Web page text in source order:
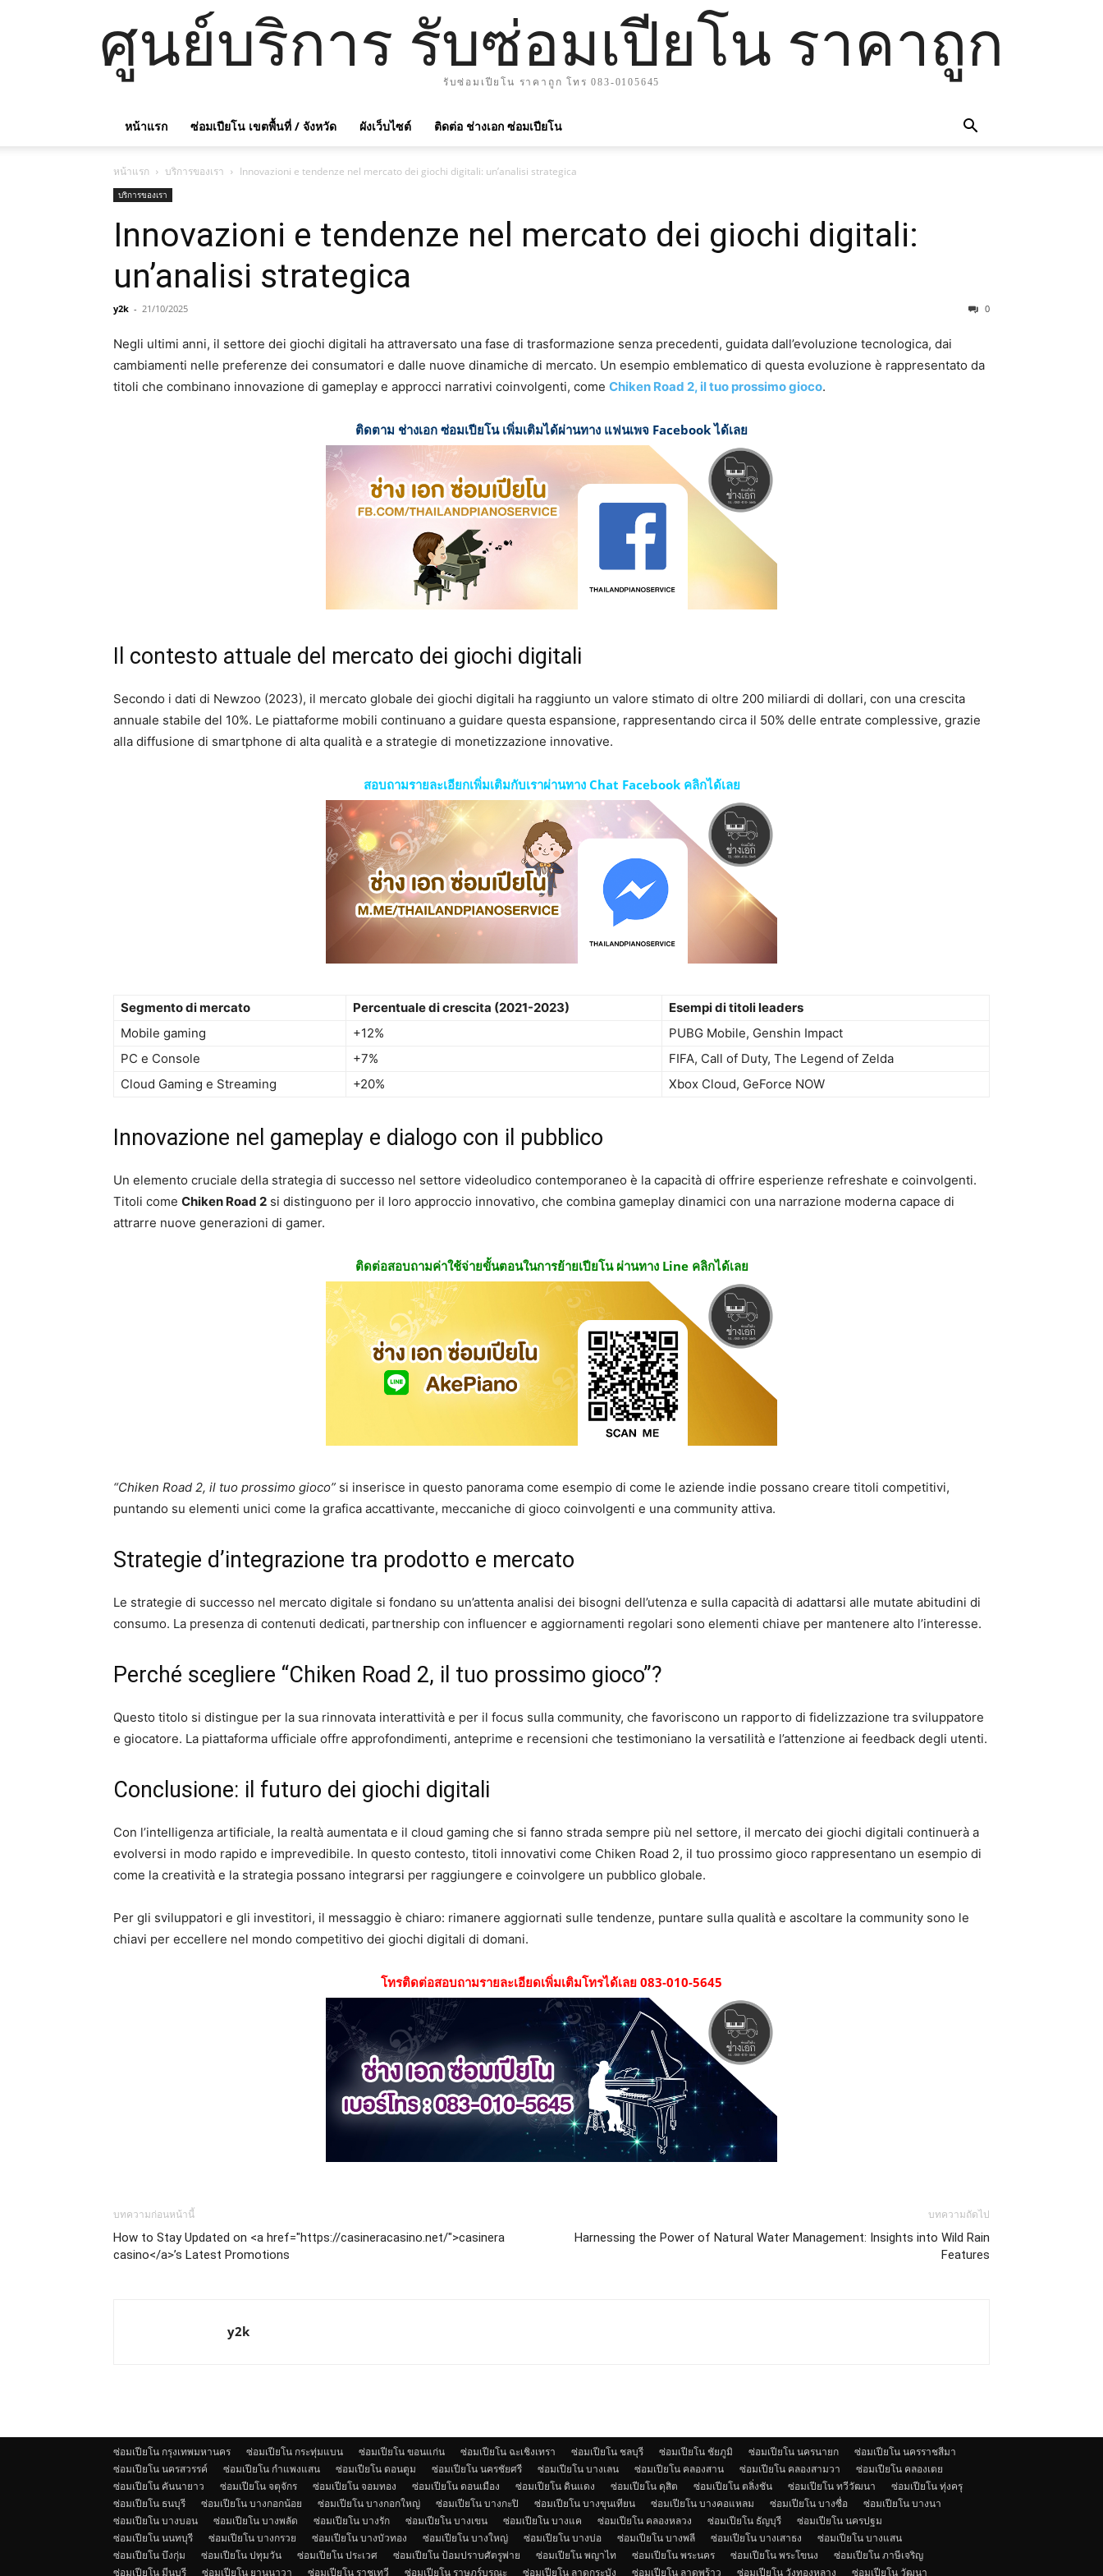
ศูนย์บริการ รับซ่อมเปียโน ราคาถูก
รับซ่อมเปียโน ราคาถูก โทร 083-0105645
หน้าแรก ซ่อมเปียโน เขตพื้นที่ / จังหวัด ผังเว็บไซต์ ติดต่อ ช่างเอก ซ่อมเปียโน
หน้าแรก บริการของเรา Innovazioni e tendenze nel mercato dei giochi digitali: un’analisi strategica
บริการของเรา
Innovazioni e tendenze nel mercato dei giochi digitali:
un’analisi strategica
y2k - 21/10/2025 0
Negli ultimi anni, il settore dei giochi digitali ha attraversato una fase di trasformazione senza precedenti, guidata dall’evoluzione tecnologica, dai
cambiamenti nelle preferenze dei consumatori e dalle nuove dinamiche di mercato. Un esempio emblematico di questa evoluzione è rappresentato da
titoli che combinano innovazione di gameplay e approcci narrativi coinvolgenti, come Chiken Road 2, il tuo prossimo gioco.
ติดตาม ช่างเอก ซ่อมเปียโน เพิ่มเติมได้ผ่านทาง แฟนเพจ Facebook ได้เลย
Il contesto attuale del mercato dei giochi digitali
Secondo i dati di Newzoo (2023), il mercato globale dei giochi digitali ha raggiunto un valore stimato di oltre 200 miliardi di dollari, con una crescita
annuale stabile del 10%. Le piattaforme mobili continuano a guidare questa espansione, rappresentando circa il 50% delle entrate complessive, grazie
alla diffusione di smartphone di alta qualità e a strategie di monetizzazione innovative.
สอบถามรายละเอียกเพิ่มเติมกับเราผ่านทาง Chat Facebook คลิกได้เลย
Segmento di mercato Percentuale di crescita (2021-2023)
Esempi di titoli leaders
Mobile gaming
+12%
PUBG Mobile, Genshin Impact
PC e Console
+7%
FIFA, Call of Duty, The Legend of Zelda
Cloud Gaming e Streaming
+20% Xbox Cloud, GeForce NOW
Innovazione nel gameplay e dialogo con il pubblico
Un elemento cruciale della strategia di successo nel settore videoludico contemporaneo è la capacità di offrire esperienze refreshate e coinvolgenti.
Titoli come Chiken Road 2 si distinguono per il loro approccio innovativo, che combina gameplay dinamici con una narrazione moderna capace di
attrarre nuove generazioni di gamer.
ติดต่อสอบถามค่าใช้จ่ายขั้นตอนในการย้ายเปียโน ผ่านทาง Line คลิกได้เลย
“Chiken Road 2, il tuo prossimo gioco” si inserisce in questo panorama come esempio di come le aziende indie possano creare titoli competitivi,
puntando su elementi unici come la grafica accattivante, meccaniche di gioco coinvolgenti e una community attiva.
Strategie d’integrazione tra prodotto e mercato
Le strategie di successo nel mercato digitale si fondano su un’attenta analisi dei bisogni dell’utenza e sulla capacità di adattarsi alle mutate abitudini di
consumo. La presenza di contenuti dedicati, partnership con influencer e aggiornamenti regolari sono elementi chiave per mantenere alto l’interesse.
Perché scegliere “Chiken Road 2, il tuo prossimo gioco”?
Questo titolo si distingue per la sua rinnovata interattività e per il focus sulla community, che favoriscono un rapporto di fidelizzazione tra sviluppatore
e giocatore. La piattaforma ufficiale offre approfondimenti, anteprime e recensioni che testimoniano la versatilità e l’attenzione ai feedback degli utenti.
Conclusione: il futuro dei giochi digitali
Con l’intelligenza artificiale, la realtà aumentata e il cloud gaming che si fanno strada sempre più nel settore, il mercato dei giochi digitali continuerà a
evolversi in modo rapido e imprevedibile. In questo contesto, titoli innovativi come Chiken Road 2, il tuo prossimo gioco rappresentano un esempio di
come la creatività e la strategia possano integrarsi per raggiungere e coinvolgere un pubblico globale.
Per gli sviluppatori e gli investitori, il messaggio è chiaro: rimanere aggiornati sulle tendenze, puntare sulla qualità e ascoltare la community sono le
chiavi per eccellere nel mondo competitivo dei giochi digitali di domani.
โทรติดต่อสอบถามรายละเอียดเพิ่มเติมโทรได้เลย 083-010-5645
บทความก่อนหน้านี้
How to Stay Updated on <a href="https://casineracasino.net/">casinera
casino</a>’s Latest Promotions
บทความถัดไป
Harnessing the Power of Natural Water Management: Insights into Wild Rain
Features
y2k
ซ่อมเปียโน กรุงเทพมหานคร ซ่อมเปียโน กระทุ่มแบน ซ่อมเปียโน ขอนแก่น ซ่อมเปียโน ฉะเชิงเทรา ซ่อมเปียโน ชลบุรี ซ่อมเปียโน ชัยภูมิ ซ่อมเปียโน นครนายก
ซ่อมเปียโน นครราชสีมา
ซ่อมเปียโน นครสวรรค์
ซ่อมเปียโน กำแพงแสน ซ่อมเปียโน ดอนตูม ซ่อมเปียโน นครชัยศรี ซ่อมเปียโน บางเลน ซ่อมเปียโน คลองสาน ซ่อมเปียโน คลองสามวา
ซ่อมเปียโน คลองเตย
ซ่อมเปียโน คันนายาว
ซ่อมเปียโน จตุจักร ซ่อมเปียโน จอมทอง ซ่อมเปียโน ดอนเมือง ซ่อมเปียโน ดินแดง ซ่อมเปียโน ดุสิต ซ่อมเปียโน ตลิ่งชัน ซ่อมเปียโน ทวีวัฒนา
ซ่อมเปียโน ทุ่งครุ
ซ่อมเปียโน ธนบุรี
ซ่อมเปียโน บางกอกน้อย ซ่อมเปียโน บางกอกใหญ่ ซ่อมเปียโน บางกะปิ ซ่อมเปียโน บางขุนเทียน ซ่อมเปียโน บางคอแหลม ซ่อมเปียโน บางซื่อ
ซ่อมเปียโน บางนา
ซ่อมเปียโน บางบอน
ซ่อมเปียโน บางพลัด ซ่อมเปียโน บางรัก ซ่อมเปียโน บางเขน ซ่อมเปียโน บางแค ซ่อมเปียโน คลองหลวง ซ่อมเปียโน ธัญบุรี
ซ่อมเปียโน นครปฐม
ซ่อมเปียโน นนทบุรี
ซ่อมเปียโน บางกรวย ซ่อมเปียโน บางบัวทอง ซ่อมเปียโน บางใหญ่ ซ่อมเปียโน บางบ่อ ซ่อมเปียโน บางพลี ซ่อมเปียโน บางเสาธง
ซ่อมเปียโน บางแสน
ซ่อมเปียโน บึงกุ่ม
ซ่อมเปียโน ปทุมวัน ซ่อมเปียโน ประเวศ ซ่อมเปียโน ป้อมปราบศัตรูพ่าย ซ่อมเปียโน พญาไท ซ่อมเปียโน พระนคร ซ่อมเปียโน พระโขนง
ซ่อมเปียโน ภาษีเจริญ
ซ่อมเปียโน มีนบุรี
ซ่อมเปียโน ยานนาวา ซ่อมเปียโน ราชเทวี ซ่อมเปียโน ราษฎร์บูรณะ ซ่อมเปียโน ลาดกระบัง ซ่อมเปียโน ลาดพร้าว ซ่อมเปียโน วังทองหลาง ซ่อมเปียโน วัฒนา